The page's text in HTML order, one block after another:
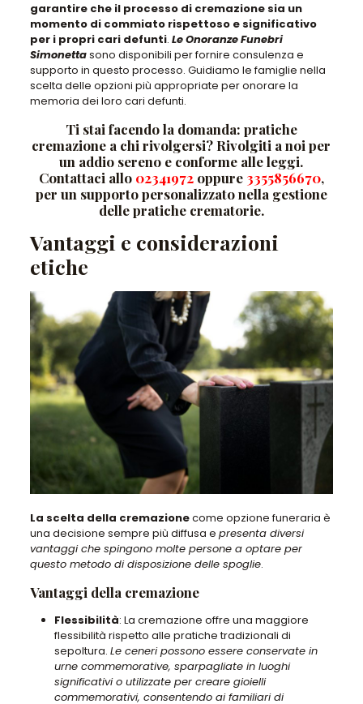
garantire che il processo di cremazione sia un
momento di commiato rispettoso e significativo
per i propri cari defunti. Le Onoranze Funebri
Simonettasono disponibili per fornire consulenza e
supporto in questo processo. Guidiamo le famiglie nella
scelta delle opzioni più appropriate per onorare la
memoria dei loro cari defunti.
Ti stai facendo la domanda: pratiche
cremazione a chi rivolgersi? Rivolgiti a noi per
un addio sereno e conforme alle leggi.
Contattaci allo 02341972oppure 3355856670,
per un supporto personalizzato nella gestione
delle pratiche crematorie.
Vantaggi e considerazioni
etiche
La scelta della cremazionecome opzione funeraria è
una decisione sempre più diffusa e presenta diversi
vantaggi che spingono molte persone a optare per
questo metodo di disposizione delle spoglie.
Vantaggi della cremazione
Flessibilità: La cremazione offre una maggiore
flessibilità rispetto alle pratiche tradizionali di
sepoltura. Le ceneri possono essere conservate in
urne commemorative, sparpagliate in luoghi
significativi o utilizzate per creare gioielli
commemorativi, consentendo ai familiari di